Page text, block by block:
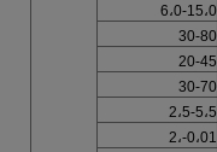
6،0-15،0
30-80
20-45
30-70
2،5-5،5
0،01-،2